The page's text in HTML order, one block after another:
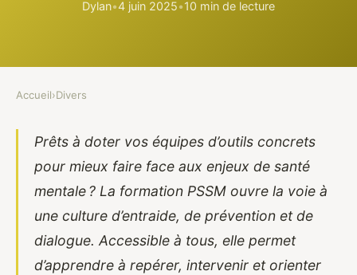
Dylan•4 juin 2025•10 min de lecture
Accueil›Divers
Prêts à doter vos équipes d’outils concrets
pour mieux faire face aux enjeux de santé
mentale ? La formation PSSM ouvre la voie à
une culture d’entraide, de prévention et de
dialogue. Accessible à tous, elle permet
d’apprendre à repérer, intervenir et orienter